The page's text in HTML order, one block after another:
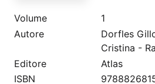
Volume
1
Autore
Dorfles
Cristina -
Editore
Atlas
ISBN